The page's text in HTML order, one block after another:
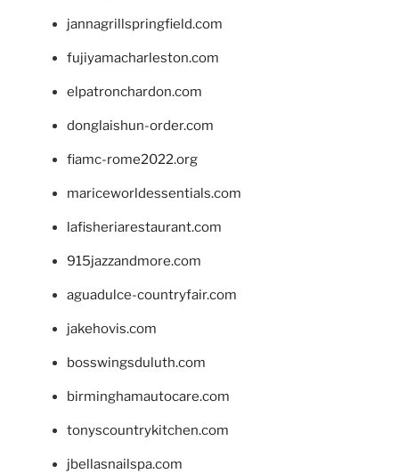
jannagrillspringfield.com
fujiyamacharleston.com
elpatronchardon.com
donglaishun-order.com
fiamc-rome2022.org
mariceworldessentials.com
lafisheriarestaurant.com
915jazzandmore.com
aguadulce-countryfair.com
jakehovis.com
bosswingsduluth.com
birminghamautocare.com
tonyscountrykitchen.com
jbellasnailspa.com